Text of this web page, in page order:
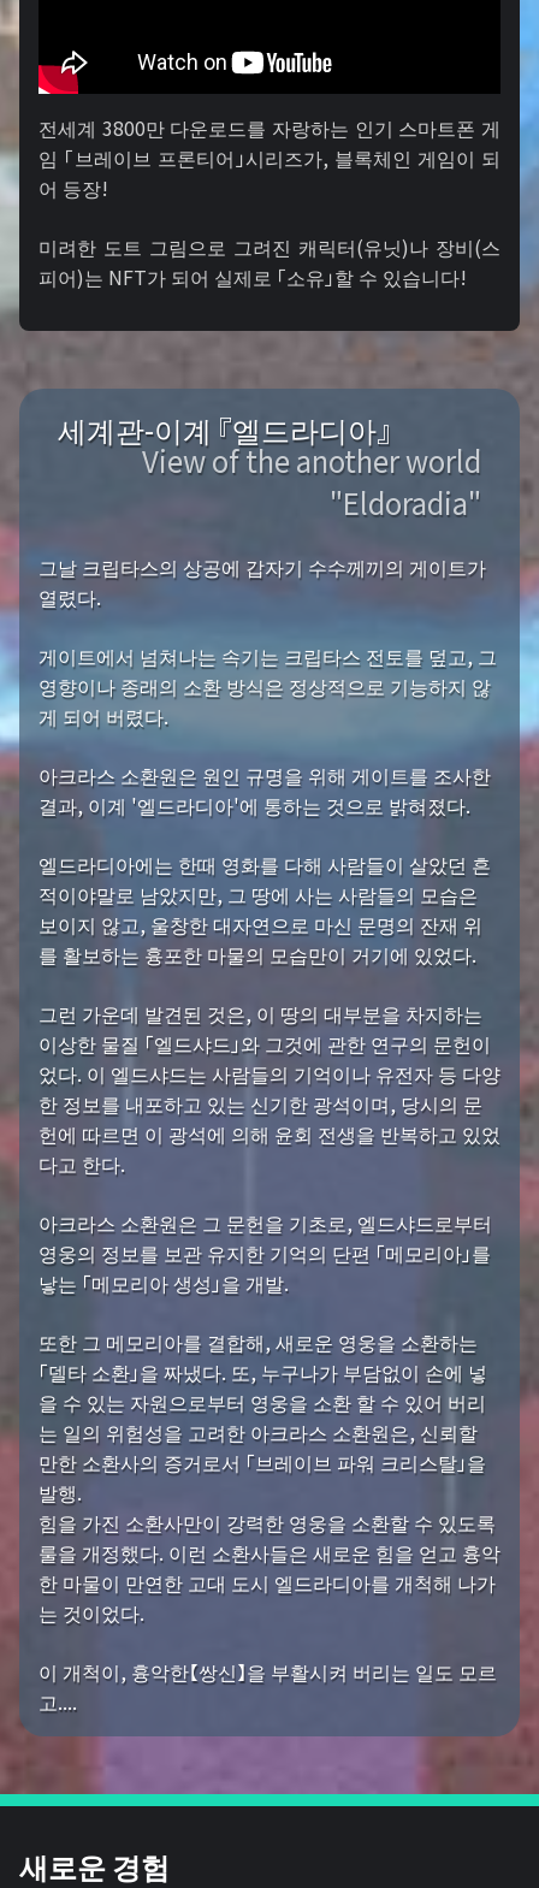
전세계 3800만 다운로드를 자랑하는 인기 스마트폰 게
임 「브레이브 프론티어」시리즈가, 블록체인 게임이 되
어 등장!
미려한 도트 그림으로 그려진 캐릭터(유닛)나 장비(스
피어)는 NFT가 되어 실제로 「소유」할 수 있습니다!
세계관-이계 『엘드라디아』
View of the another world
"Eldoradia"
그날 크립타스의 상공에 갑자기 수수께끼의 게이트가
열렸다.
게이트에서 넘쳐나는 속기는 크립타스 전토를 덮고, 그
영향이나 종래의 소환 방식은 정상적으로 기능하지 않
게 되어 버렸다.
아크라스 소환원은 원인 규명을 위해 게이트를 조사한
결과, 이계 '엘드라디아'에 통하는 것으로 밝혀졌다.
엘드라디아에는 한때 영화를 다해 사람들이 살았던 흔
적이야말로 남았지만, 그 땅에 사는 사람들의 모습은
보이지 않고, 울창한 대자연으로 마신 문명의 잔재 위
를 활보하는 흉포한 마물의 모습만이 거기에 있었다.
그런 가운데 발견된 것은, 이 땅의 대부분을 차지하는
이상한 물질 「엘드샤드」와 그것에 관한 연구의 문헌이
었다. 이 엘드샤드는 사람들의 기억이나 유전자 등 다양
한 정보를 내포하고 있는 신기한 광석이며, 당시의 문
헌에 따르면 이 광석에 의해 윤회 전생을 반복하고 있었
다고 한다.
아크라스 소환원은 그 문헌을 기초로, 엘드샤드로부터
영웅의 정보를 보관 유지한 기억의 단편 「메모리아」를
낳는 「메모리아 생성」을 개발.
또한 그 메모리아를 결합해, 새로운 영웅을 소환하는
「델타 소환」을 짜냈다. 또, 누구나가 부담없이 손에 넣
을 수 있는 자원으로부터 영웅을 소환 할 수 있어 버리
는 일의 위험성을 고려한 아크라스 소환원은, 신뢰할
만한 소환사의 증거로서 「브레이브 파워 크리스탈」을
발행.
힘을 가진 소환사만이 강력한 영웅을 소환할 수 있도록
룰을 개정했다. 이런 소환사들은 새로운 힘을 얻고 흉악
한 마물이 만연한 고대 도시 엘드라디아를 개척해 나가
는 것이었다.
이 개척이, 흉악한【쌍신】을 부활시켜 버리는 일도 모르
고....
새로운 경험